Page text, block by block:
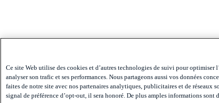
Ce site Web utilise des cookies et d’autres technologies de suivi pour optimiser
analyser son trafic et ses performances. Nous partageons aussi vos données
faites de notre site avec nos partenaires analytiques, publicitaires et de réseaux
signal de préférence d’opt-out, il sera honoré. De plus amples informations sont